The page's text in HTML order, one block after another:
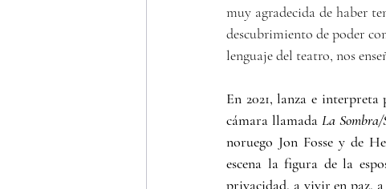
muy agradecida de haber
descubrimiento de poder
lenguaje del teatro, nos
En 2021, lanza e
cámara llamada La Sombra/
noruego Jon Fosse y de
escena la figura de la
privacidad, a vivir en paz,